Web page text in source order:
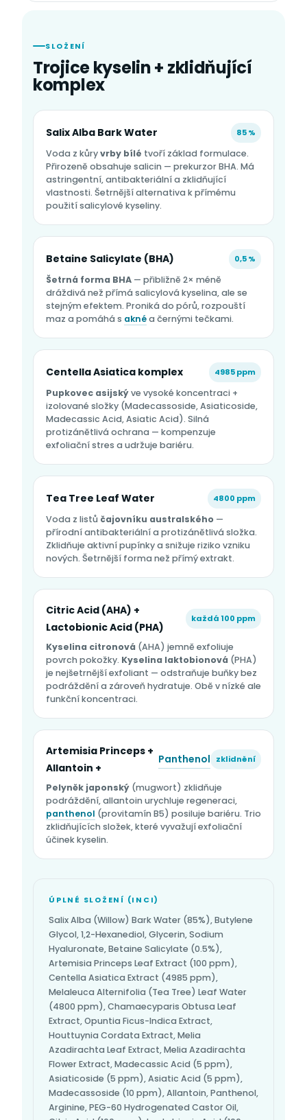
SLOŽENÍ
Trojice kyselin + zklidňující
komplex
Salix Alba Bark Water 85 %
Voda z kůryvrby bílé tvoří základ formulace.
Přirozeně obsahuje salicin — prekurzor BHA. Má
astringentní, antibakteriální a zklidňující
vlastnosti. Šetrnější alternativa k přímému
použití salicylové kyseliny.
Betaine Salicylate (BHA) 0,5 %
Šetrná forma BHA — přibližně 2× méně
dráždivá než přímá salicylová kyselina, ale se
stejným efektem. Proniká do pórů, rozpouští
maz a pomáhá s aknéa černými tečkami.
Centella Asiatica komplex 4985 ppm
Pupkovec asijskýve vysoké koncentraci +
izolované složky (Madecassoside, Asiaticoside,
Madecassic Acid, Asiatic Acid). Silná
protizánětlivá ochrana — kompenzuje
exfoliační stres a udržuje bariéru.
Tea Tree Leaf Water 4800 ppm
Voda z listů čajovníku australského —
přírodní antibakteriální a protizánětlivá složka.
Zklidňuje aktivní pupínky a snižuje riziko vzniku
nových. Šetrnější forma než přímý extrakt.
Citric Acid (AHA) +
Lactobionic Acid (PHA)
každá 100 ppm
Kyselina citronová (AHA) jemně exfoliuje
povrch pokožky. Kyselina laktobionová (PHA)
je nejšetrnější exfoliant — odstraňuje buňky bez
podráždění a zároveň hydratuje. Obě v nízké ale
funkční koncentraci.
Artemisia Princeps +
Allantoin +
Panthenol zklidnění
Pelyněk japonský (mugwort) zklidňuje
podráždění, allantoin urychluje regeneraci,
panthenol (provitamín B5) posiluje bariéru. Trio
zklidňujících složek, které vyvažují exfoliační
účinek kyselin.
ÚPLNÉ SLOŽENÍ (INCI)
Salix Alba (Willow) Bark Water (85%), Butylene
Glycol, 1,2-Hexanediol, Glycerin, Sodium
Hyaluronate, Betaine Salicylate (0.5%),
Artemisia Princeps Leaf Extract (100 ppm),
Centella Asiatica Extract (4985 ppm),
Melaleuca Alternifolia (Tea Tree) Leaf Water
(4800 ppm), Chamaecyparis Obtusa Leaf
Extract, Opuntia Ficus-Indica Extract,
Houttuynia Cordata Extract, Melia
Azadirachta Leaf Extract, Melia Azadirachta
Flower Extract, Madecassic Acid (5 ppm),
Asiaticoside (5 ppm), Asiatic Acid (5 ppm),
Madecassoside (10 ppm), Allantoin, Panthenol,
Arginine, PEG-60 Hydrogenated Castor Oil,